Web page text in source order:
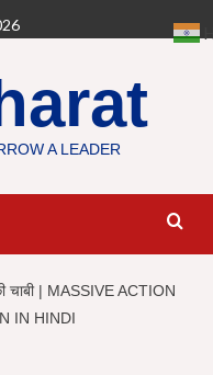
A LEADER
| MASSIVE ACTION
IN HINDI